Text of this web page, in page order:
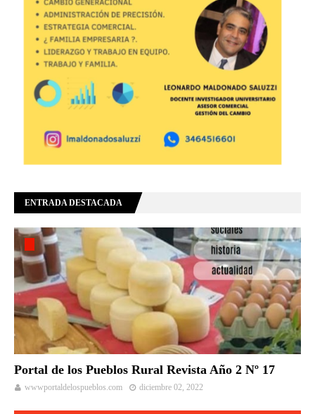
ENTRADA DESTACADA
Portal de los Pueblos Rural Revista Año 2 Nº 17
wwwportaldelospueblos.com diciembre 02, 2022